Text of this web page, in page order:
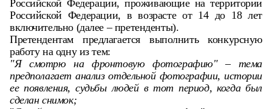
Российской Федерации, проживающие на территории
Российской Федерации, в возрасте от 14 до 18 лет
включительно (далее – претенденты).
Претендентам предлагается выполнить конкурсную
работу на одну из тем:
"Я смотрю на фронтовую фотографию" – тема
предполагает анализ отдельной фотографии, истории
ее появления, судьбы людей в тот период, когда был
сделан снимок;